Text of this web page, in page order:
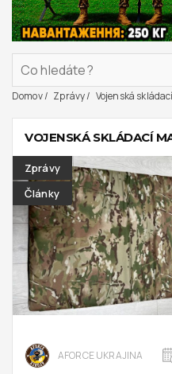
Domov Zprávy Vojenská
VOJENSKÁ SKLÁDACÍ
Zprávy
Články
AFORCE UKRAJINA